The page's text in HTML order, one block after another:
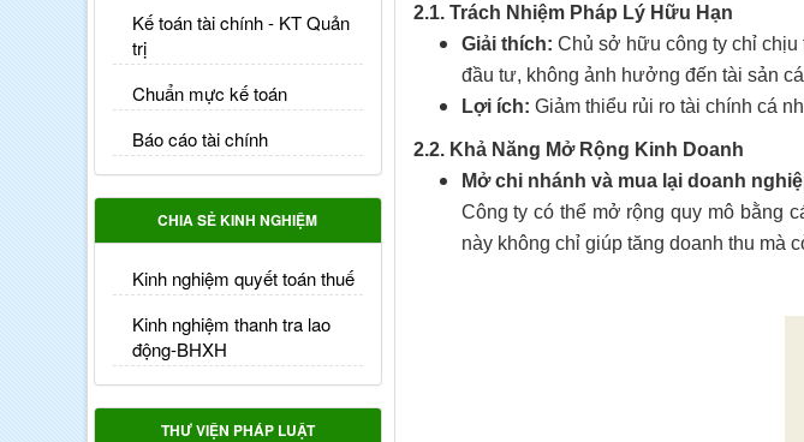
2.1. Trách Nhiệm Pháp Lý Hữu Hạn
Giải thích: Chủ sở hữu công ty chỉ chịu
đầu tư, không ảnh hưởng đến tài sản
Lợi ích: Giảm thiểu rủi ro tài chính cá
2.2. Khả Năng Mở Rộng Kinh Doanh
Mở chi nhánh và mua lại doanh
Công ty có thể mở rộng quy mô bằng
này không chỉ giúp tăng doanh thu mà
Kế toán tài chính - KT Quản
trị
Chuẩn mực kế toán
Báo cáo tài chính
CHIA SẺ KINH NGHIỆM
Kinh nghiệm quyết toán thuế
Kinh nghiệm thanh tra lao
động-BHXH
THƯ VIỆN PHÁP LUẬT